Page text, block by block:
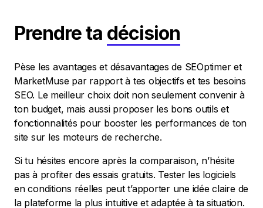
Prendre ta décision
Pèse les avantages et désavantages de SEOptimer et
MarketMuse par rapport à tes objectifs et tes besoins
SEO. Le meilleur choix doit non seulement convenir à
ton budget, mais aussi proposer les bons outils et
fonctionnalités pour booster les performances de ton
site sur les moteurs de recherche.
Si tu hésites encore après la comparaison, n’hésite
pas à profiter des essais gratuits. Tester les logiciels
en conditions réelles peut t’apporter une idée claire de
la plateforme la plus intuitive et adaptée à ta situation.